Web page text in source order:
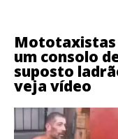
Mototaxistas
um consolo
suposto
veja vídeo